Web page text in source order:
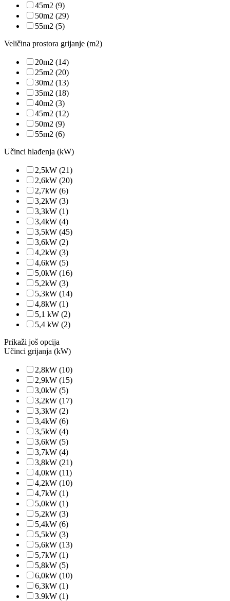
45m2 (9)
50m2 (29)
55m2 (5)
Veličina prostora grijanje (m2)
20m2 (14)
25m2 (20)
30m2 (13)
35m2 (18)
40m2 (3)
45m2 (12)
50m2 (9)
55m2 (6)
Učinci hlađenja (kW)
2,5kW (21)
2,6kW (20)
2,7kW (6)
3,2kW (3)
3,3kW (1)
3,4kW (4)
3,5kW (45)
3,6kW (2)
4,2kW (3)
4,6kW (5)
5,0kW (16)
5,2kW (3)
5,3kW (14)
4,8kW (1)
5,1 kW (2)
5,4 kW (2)
Prikaži još opcija
Učinci grijanja (kW)
2,8kW (10)
2,9kW (15)
3,0kW (5)
3,2kW (17)
3,3kW (2)
3,4kW (6)
3,5kW (4)
3,6kW (5)
3,7kW (4)
3,8kW (21)
4,0kW (11)
4,2kW (10)
4,7kW (1)
5,0kW (1)
5,2kW (3)
5,4kW (6)
5,5kW (3)
5,6kW (13)
5,7kW (1)
5,8kW (5)
6,0kW (10)
6,3kW (1)
3.9kW (1)